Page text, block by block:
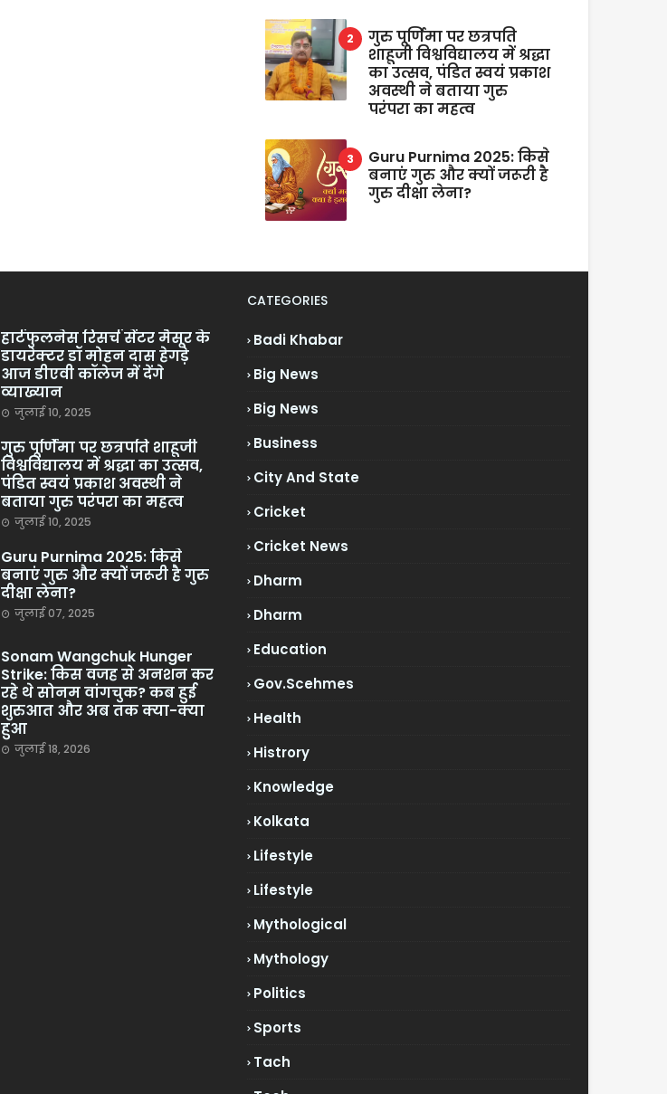
गुरु पूर्णिमा पर छत्रपति
शाहूजी विश्वविद्यालय में श्रद्धा
का उत्सव, पंडित स्वयं प्रकाश
अवस्थी ने बताया गुरु
परंपरा का महत्व
Guru Purnima 2025: किसे
बनाएं गुरु और क्यों जरूरी है
गुरु दीक्षा लेना?
हार्टफुलनेस रिसर्च सेंटर मैसूर के
डायरेक्टर डॉ मोहन दास हेगड़े
आज डीएवी कॉलेज में देंगे
व्याख्यान
जुलाई 10, 2025
गुरु पूर्णिमा पर छत्रपति शाहूजी
विश्वविद्यालय में श्रद्धा का उत्सव,
पंडित स्वयं प्रकाश अवस्थी ने
बताया गुरु परंपरा का महत्व
जुलाई 10, 2025
Guru Purnima 2025: किसे
बनाएं गुरु और क्यों जरूरी है गुरु
दीक्षा लेना?
जुलाई 07, 2025
Sonam Wangchuk Hunger
Strike: किस वजह से अनशन कर
रहे थे सोनम वांगचुक? कब हुई
शुरुआत और अब तक क्या-क्या
हुआ
जुलाई 18, 2026
CATEGORIES
Badi Khabar
Big News
Big News
Business
City And State
Cricket
Cricket News
Dharm
Dharm
Education
Gov.scehmes
Health
Histrory
Knowledge
Kolkata
Lifestyle
Lifestyle
Mythological
Mythology
Politics
Sports
Tach